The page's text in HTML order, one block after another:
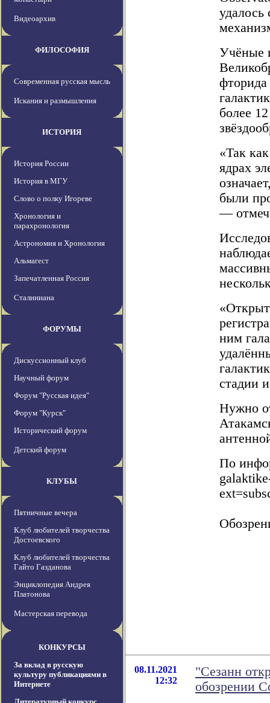
Видеоархив
ФИЛОСОФИЯ
Современная русская мысль
Искания и размышления
ИСТОРИЯ
История России
История в МГУ
Слово о полку Игореве
Хронология и
парахронология
Астрономия и Хронология
Альмагест
Запечатленная Россия
Сталиниана
ФОРУМЫ
Дискуссионный клуб
Научный форум
Форум "Русская идея"
Форум "Курск"
Исторический форум
Детский форум
КЛУБЫ
Пятничные вечера
Клуб любителей творчества
Достоевского
Клуб любителей творчества
Гайто Газданова
Энциклопедия Андрея
Платонова
Мастерская перевода
КОНКУРСЫ
За вклад в русскую
культуру публикациями в
Интернете
удалось
Учёные
фторида
более
«Так
ядрах
были
—
ним
стадии
Нужно
По
08.11.2021
12:32
"Сезанн
обозрении